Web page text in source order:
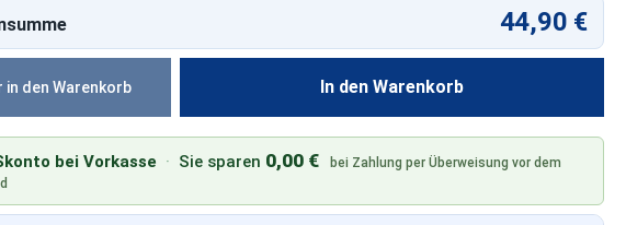
In den Warenkorb
44,90 €
bei Vorkasse · Sie sparen 0,00 €
bei Zahlung per Überweisung vor dem
in den Warenkorb